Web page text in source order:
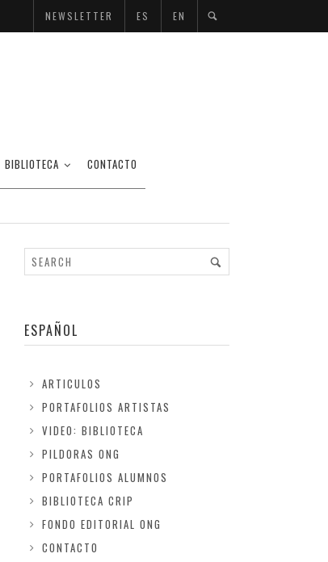
NEWSLETTER ES EN
BIBLIOTECA CONTACTO
ESPAÑOL
ARTICULOS
PORTAFOLIOS ARTISTAS
VIDEO: BIBLIOTECA
PILDORAS ONG
PORTAFOLIOS ALUMNOS
BIBLIOTECA CRIP
FONDO EDITORIAL ONG
CONTACTO